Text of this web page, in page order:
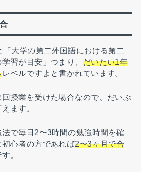
大学の第二外国語における第二
習が目安」つまり、 だいたい1年
レベルですよと書かれています。
授業を受けた場合なので、だいぶ
ます。
法で毎日2〜3時間の勉強時間を確
心者の方であれば2〜3ヶ月で合
。